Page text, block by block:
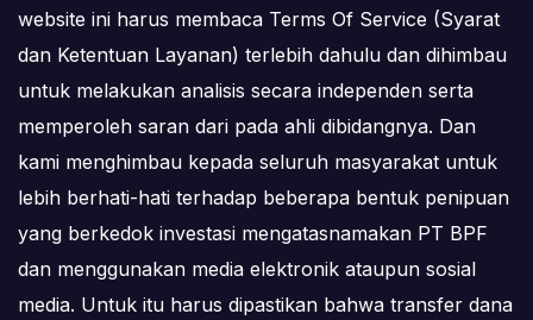
website ini harus membaca Terms Of Service (Syarat
dan Ketentuan Layanan) terlebih dahulu dan dihimbau
untuk melakukan analisis secara independen serta
memperoleh saran dari pada ahli dibidangnya. Dan
kami menghimbau kepada seluruh masyarakat untuk
lebih berhati-hati terhadap beberapa bentuk penipuan
yang berkedok investasi mengatasnamakan PT BPF
dan menggunakan media elektronik ataupun sosial
media. Untuk itu harus dipastikan bahwa transfer dana